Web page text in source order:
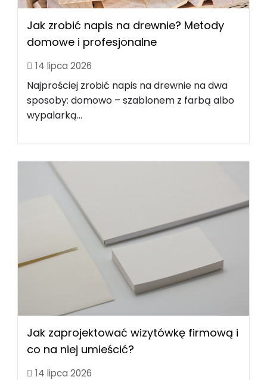
Jak zrobić napis na drewnie? Metody
domowe i profesjonalne
14 lipca 2026
Najprościej zrobić napis na drewnie na dwa
sposoby: domowo – szablonem z farbą albo
wypalarką...
Jak zaprojektować wizytówkę firmową i
co na niej umieścić?
14 lipca 2026